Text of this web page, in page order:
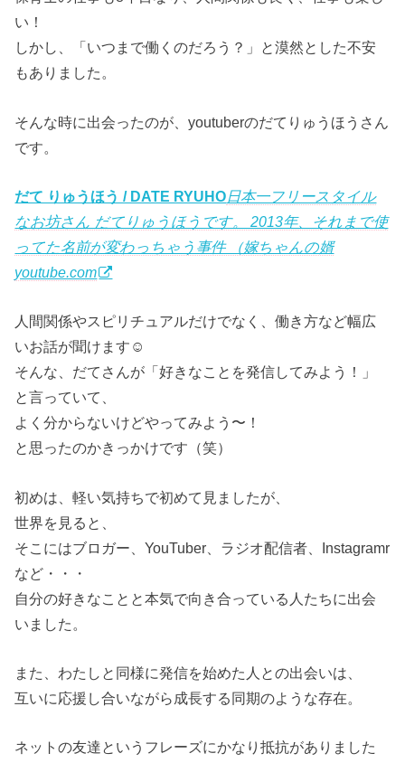
い！
しかし、「いつまで働くのだろう？」と漠然とした不安
もありました。
そんな時に出会ったのが、youtuberのだてりゅうほうさん
です。
だて りゅうほう / DATE RYUHO日本一フリースタイル
なお坊さん だてりゅうほうです。 2013年、それまで使
ってた名前が変わっちゃう事件 （嫁ちゃんの婿
youtube.com
人間関係やスピリチュアルだけでなく、働き方など幅広
いお話が聞けます☺︎
そんな、だてさんが「好きなことを発信してみよう！」
と言っていて、
よく分からないけどやってみよう〜！
と思ったのかきっかけです（笑）
初めは、軽い気持ちで初めて見ましたが、
世界を見ると、
そこにはブロガー、YouTuber、ラジオ配信者、Instagramr
など・・・
自分の好きなことと本気で向き合っている人たちに出会
いました。
また、わたしと同様に発信を始めた人との出会いは、
互いに応援し合いながら成長する同期のような存在。
ネットの友達というフレーズにかなり抵抗がありました